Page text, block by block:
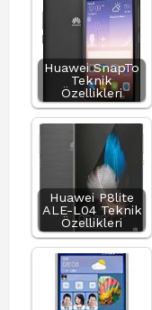
Huawei SnapTo
Teknik
Özellikleri
Huawei P8lite
ALE-L04 Teknik
Özellikleri